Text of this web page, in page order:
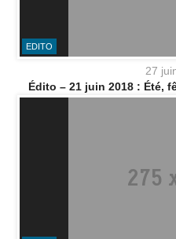
EDITO
27
Édito – 21 juin 2018 : Été,